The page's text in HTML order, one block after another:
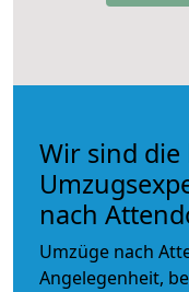
Wir sind die
nach
Umzüge nach
Angelegenheit,